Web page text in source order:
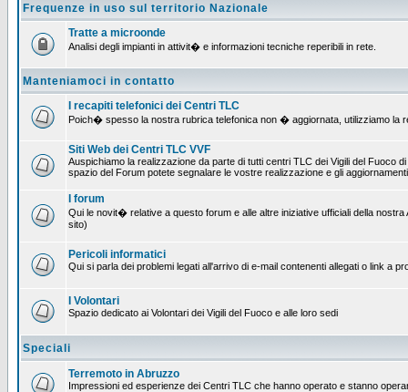
Frequenze in uso sul territorio Nazionale
Tratte a microonde
Analisi degli impianti in attivit� e informazioni tecniche reperibili in rete.
Manteniamoci in contatto
I recapiti telefonici dei Centri TLC
Poich� spesso la nostra rubrica telefonica non � aggiornata, utilizziamo la
Siti Web dei Centri TLC VVF
Auspichiamo la realizzazione da parte di tutti centri TLC dei Vigili del Fuoco
spazio del Forum potete segnalare le vostre realizzazione e gli
I forum
Qui le novit� relative a questo forum e alle altre iniziative ufficiali della
sito)
Pericoli informatici
Qui si parla dei problemi legati all'arrivo di e-mail contenenti allegati o link a
I Volontari
Spazio dedicato ai Volontari dei Vigili del Fuoco e alle loro sedi
Speciali
Terremoto in Abruzzo
Impressioni ed esperienze dei Centri TLC che hanno operato e stanno